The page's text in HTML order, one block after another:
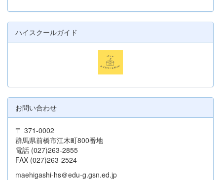
ハイスクールガイド
お問い合わせ
〒 371-0002
群馬県前橋市江木町800番地
電話 (027)263-2855
FAX (027)263-2524
maehigashi-hs＠edu-g.gsn.ed.jp